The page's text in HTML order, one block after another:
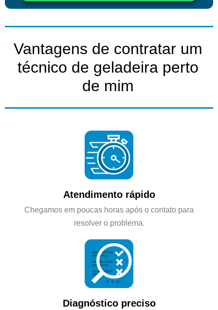
Vantagens de contratar um
técnico de geladeira perto
de mim
Atendimento rápido
Chegamos em poucas horas após o contato para
resolver o problema.
Diagnóstico preciso